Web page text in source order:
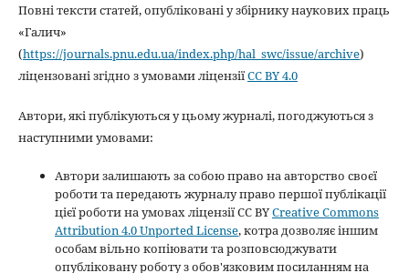
Повні тексти статей, опубліковані у збірнику наукових праць
«Галич»
(https://journals.pnu.edu.ua/index.php/hal_swc/issue/archive)
ліцензовані згідно з умовами ліцензіїCC BY 4.0
Автори, які публікуються у цьому журналі, погоджуються з
наступними умовами:
Автори залишають за собою право на авторство своєї
роботи та передають журналу право першої публікації
цієї роботи на умовах ліцензії CC BYCreative Commons
Attribution 4.0 Unported License, котра дозволяє іншим
особам вільно копіювати та розповсюджувати
опубліковану роботу з обов'язковим посиланням на